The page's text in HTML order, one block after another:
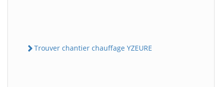
Trouver chantier chauffage YZEURE